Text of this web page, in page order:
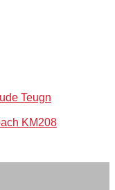
Teugn
KM208